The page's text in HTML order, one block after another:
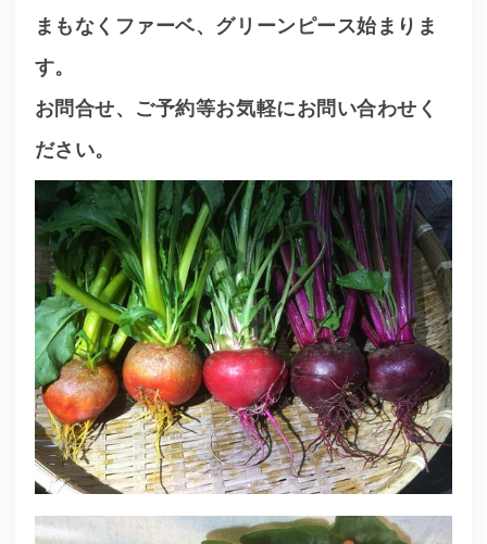
まもなくファーベ、グリーンピース始まりま
す。
お問合せ、ご予約等お気軽にお問い合わせく
ださい。